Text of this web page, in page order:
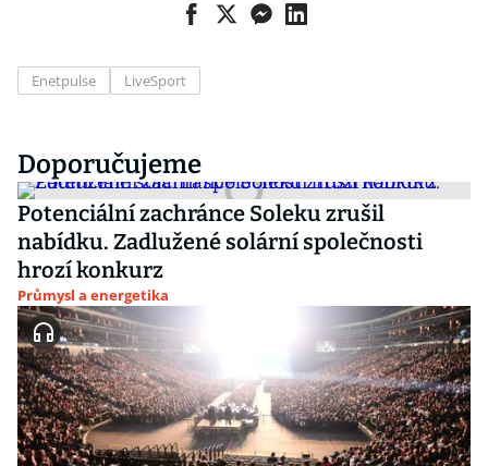
Enetpulse LiveSport
Doporučujeme
Potenciální zachránce Soleku zrušil
nabídku. Zadlužené solární společnosti
hrozí konkurz
Průmysl a energetika